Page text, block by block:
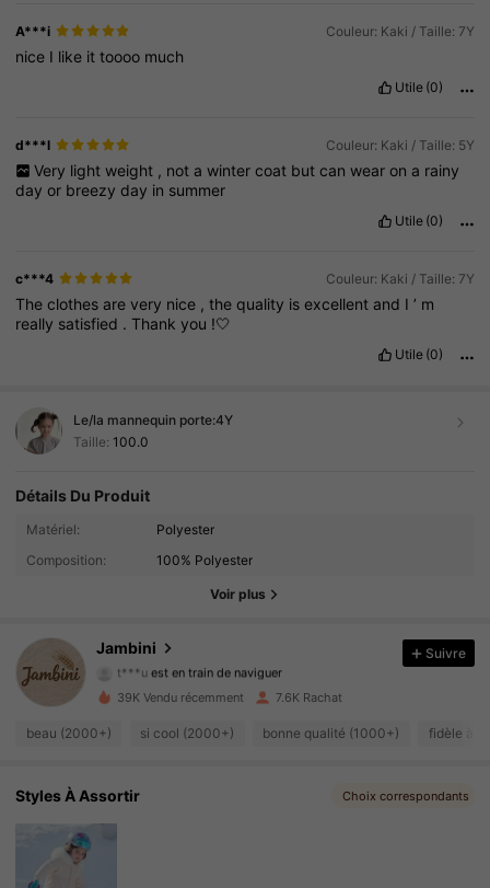
A***i Couleur: Kaki / Taille: 7Y
nice I like ittoooo much
Utile (0)
d***l Couleur: Kaki / Taille: 5Y
Very light weight , not a winter coat but can wear on a rainy
dayor breezyday in summer
Utile (0)
c***4 Couleur: Kaki / Taille: 7Y
Theclothes arevery nice ,thequality isexcellent and I’ m
really satisfied .Thankyou !🤍
Utile (0)
Le/la mannequin porte:4Y
Taille: 100.0
Détails Du Produit
Matériel:
Polyester
Composition:
100% Polyester
Voir plus
Jambini
8K Suiveurs
8K Suiveurs
t***uest en train de naviguer
4.90
8K Suiveurs
8K Suiveurs
Suivre
39K Vendu récemment 7.6K Rachat
beau (2000+) si cool (2000+) bonne qualité (1000+) fidèle à
Styles À Assortir Choix correspondants